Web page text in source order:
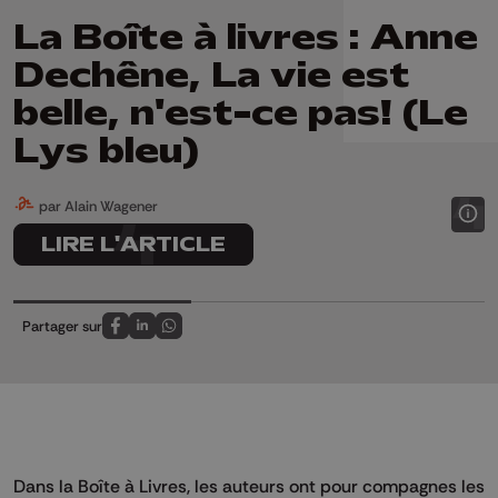
La Boîte à livres : Anne
Dechêne, La vie est
belle, n'est-ce pas! (Le
Lys bleu)
par Alain Wagener
LIRE L'ARTICLE
Partager sur
Partagez sur FaceBook
Partagez sur LinkedIn
Partagez sur Whatsapp
Dans la Boîte à Livres, les auteurs ont pour compagnes les